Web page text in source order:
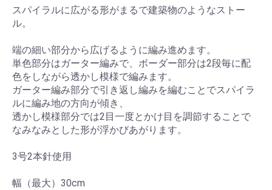
スパイラルに広がる形がまるで建築物のようなストー
ル。
端の細い部分から広げるように編み進めます。
単色部分はガーター編みで、ボーダー部分は2段毎に配
色をしながら透かし模様で編みます。
ガーター編み部分で引き返し編みを編むことでスパイラ
ルに編み地の方向が傾き、
透かし模様部分では2目一度とかけ目を調節することで
なみなみとした形が浮かびあがります。
3号2本針使用
幅（最大）30cm